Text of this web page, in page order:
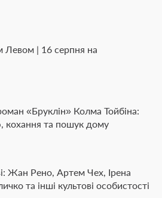
| 16 серпня на
«Бруклін» Колма Тойбіна:
кохання та пошук дому
Жан Рено, Артем Чех, Ірена
та інші культові особистості